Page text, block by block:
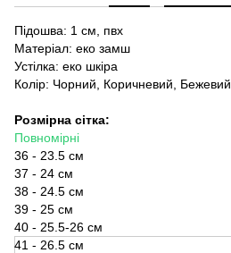
Підошва: 1 см, пвх
Матеріал: еко замш
Устілка: еко шкіра
Колір: Чорний, Коричневий, Бежевий
Розмірна сітка:
Повномірні
36 - 23.5 см
37 - 24 см
38 - 24.5 см
39 - 25 см
40 - 25.5-26 см
41 - 26.5 см